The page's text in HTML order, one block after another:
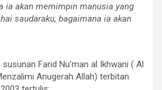
ia akan memimpin manusia yang
saudaraku, bagaimana ia akan
Farid Nu’man al Ikhwani ( Al
Anugerah Allah) terbitan